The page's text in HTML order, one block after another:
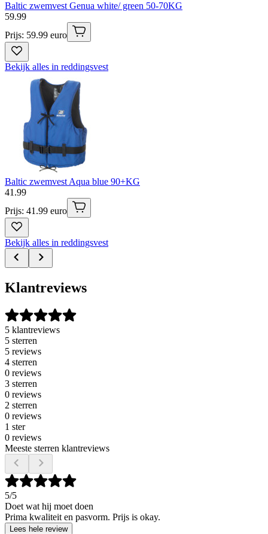
Baltic zwemvest Genua white/ green 50-70KG
59.99
Prijs: 59.99 euro
Bekijk alles in reddingsvest
Baltic zwemvest Aqua blue 90+KG
41 .99
Prijs: 41.99 euro
Bekijk alles in reddingsvest
Klantreviews
5 klantreviews
5 sterren
5 reviews
4 sterren
0 reviews
3 sterren
0 reviews
2 sterren
0 reviews
1 ster
0 reviews
Meeste sterren klantreviews
5/5
Doet wat hij moet doen
Prima kwaliteit en pasvorm. Prijs is okay.
Lees hele review